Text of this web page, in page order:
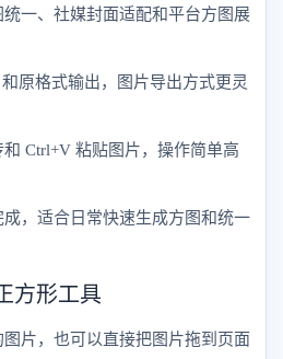
一、社媒封面适配和平台方图展
和原格式输出，图片导出方式更灵
Ctrl+V 粘贴图片，操作简单高
，适合日常快速生成方图和统一
方形工具
片，也可以直接把图片拖到页面